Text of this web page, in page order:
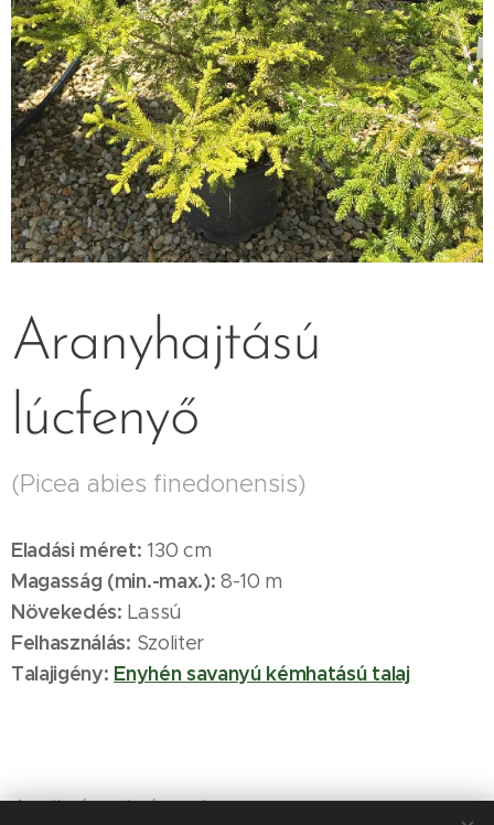
Aranyhajtású
lúcfenyő
(Picea abies finedonensis)
Eladási méret: 130 cm
Magasság (min.-max.): 8-10 m
Növekedés: Lassú
Felhasználás: Szoliter
Talajigény: Enyhén savanyú kémhatású talaj
A növény igényei: